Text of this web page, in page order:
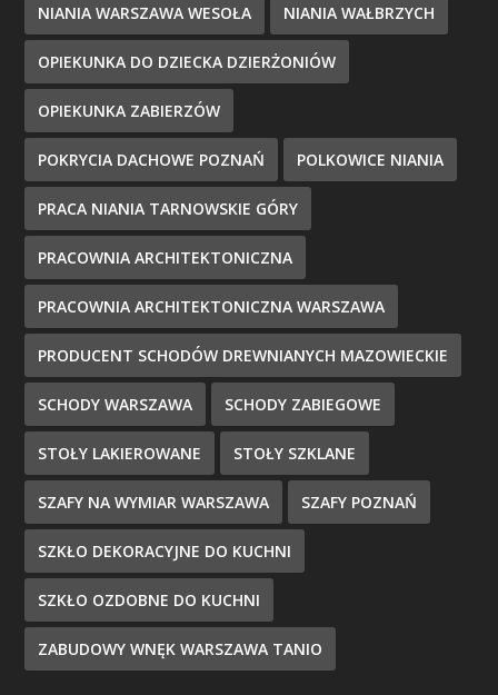
NIANIA WARSZAWA WESOŁA NIANIA WAŁBRZYCH
OPIEKUNKA DO DZIECKA DZIERŻONIÓW
OPIEKUNKA ZABIERZÓW
POKRYCIA DACHOWE POZNAŃ POLKOWICE NIANIA
PRACA NIANIA TARNOWSKIE GÓRY
PRACOWNIA ARCHITEKTONICZNA
PRACOWNIA ARCHITEKTONICZNA WARSZAWA
PRODUCENT SCHODÓW DREWNIANYCH MAZOWIECKIE
SCHODY WARSZAWA SCHODY ZABIEGOWE
STOŁY LAKIEROWANE STOŁY SZKLANE
SZAFY NA WYMIAR WARSZAWA SZAFY POZNAŃ
SZKŁO DEKORACYJNE DO KUCHNI
SZKŁO OZDOBNE DO KUCHNI
ZABUDOWY WNĘK WARSZAWA TANIO